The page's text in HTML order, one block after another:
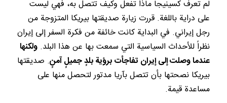
لم تعرف كسينيجا ماذا تفعل وكيف تتصل به، فهي ليست
على دراية باللغة. قررت زيارة صديقتها بيريكا المتزوجة من
رجل إيراني. في البداية كانت خائفة من فكرة السفر إلى إيران
نظراً للأحداث السياسية التي سمعت بها عن هذا البلد. ولكنها
عندما وصلت إلى إيران تفاجأت برؤية بلدٍ جميلٍ آمنٍ. صديقتها
بيريكا نصحتها بأن تتصل بآريا مدتور لتحصل منها على
مساعدة قيمة.